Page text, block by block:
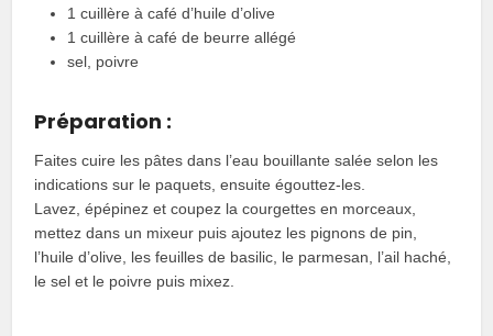
1 cuillère à café d’huile d’olive
1 cuillère à café de beurre allégé
sel, poivre
Préparation :
Faites cuire les pâtes dans l’eau bouillante salée selon les
indications sur le paquets, ensuite égouttez-les.
Lavez, épépinez et coupez la courgettes en morceaux,
mettez dans un mixeur puis ajoutez les pignons de pin,
l’huile d’olive, les feuilles de basilic, le parmesan, l’ail haché,
le sel et le poivre puis mixez.